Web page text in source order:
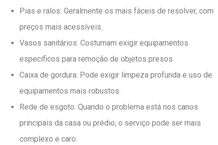
Pias e ralos: Geralmente os mais fáceis de resolver, com
preços mais acessíveis.
Vasos sanitários: Costumam exigir equipamentos
específicos para remoção de objetos presos.
Caixa de gordura: Pode exigir limpeza profunda e uso de
equipamentos mais robustos.
Rede de esgoto: Quando o problema está nos canos
principais da casa ou prédio, o serviço pode ser mais
complexo e caro.